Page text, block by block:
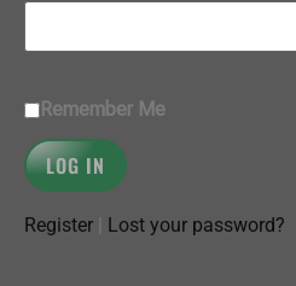
Remember Me
Register Lost your password?